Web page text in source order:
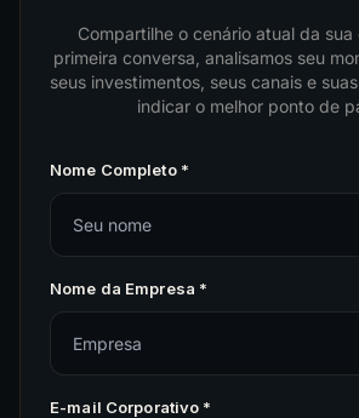
Compartilhe o cenário atual da
primeira conversa, analisamos seu
seus investimentos, seus canais e
indicar o melhor ponto de
Nome Completo *
Nome da Empresa *
E-mail Corporativo *